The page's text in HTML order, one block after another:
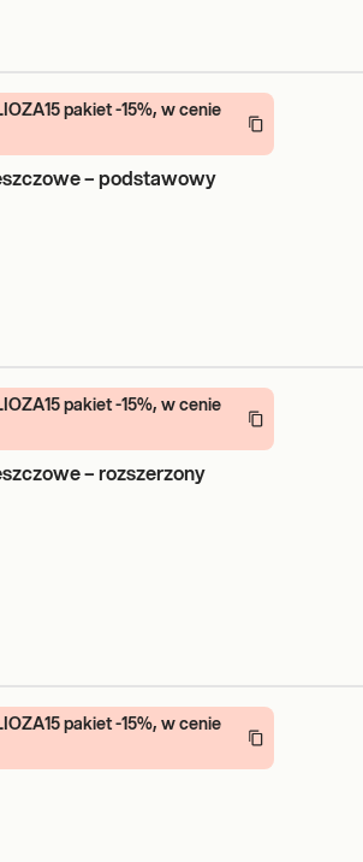
pakiet -15%, w cenie
– podstawowy
pakiet -15%, w cenie
– rozszerzony
pakiet -15%, w cenie